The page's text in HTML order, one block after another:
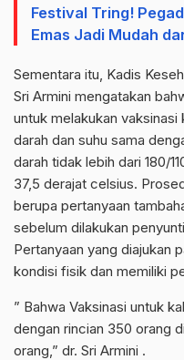
Festival Tring!
Emas Jadi Mudah
Sementara itu, Kadis
Sri Armini mengatakan
untuk melakukan vaksinasi
darah dan suhu sama
darah tidak lebih dari 180/
37,5 derajat celsius.
berupa pertanyaan
sebelum dilakukan
Pertanyaan yang diajukan
kondisi fisik dan memiliki
” Bahwa Vaksinasi untuk
dengan rincian 350 orang
orang,” dr. Sri Armini .